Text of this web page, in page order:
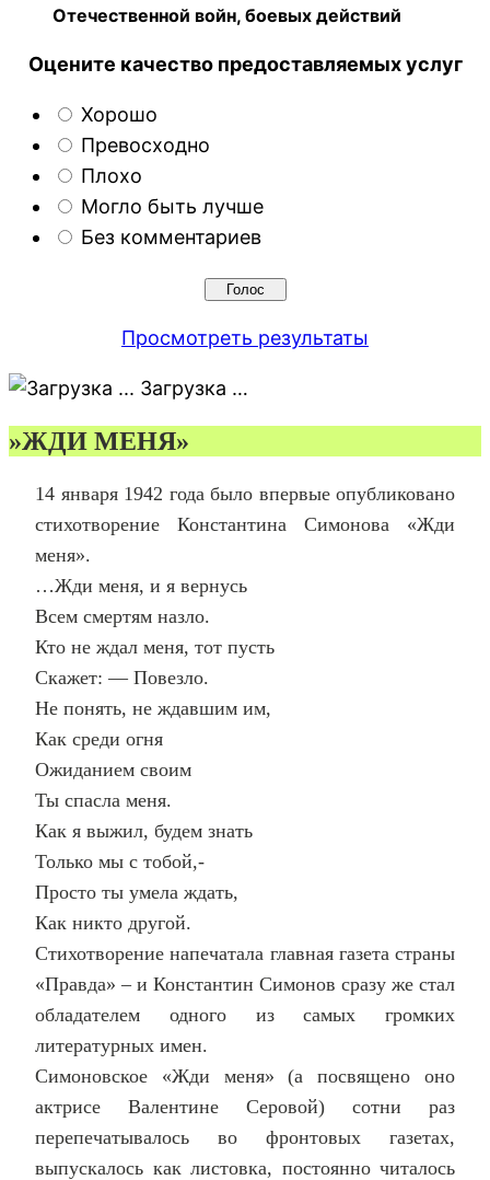
Отечественной войн, боевых действий
Оцените качество предоставляемых услуг
Хорошо
Превосходно
Плохо
Могло быть лучше
Без комментариев
Просмотреть результаты
Загрузка …
️»ЖДИ МЕНЯ»
14 января 1942 года было впервые опубликовано
стихотворение Константина Симонова «Жди
меня».
…Жди меня, и я вернусь
Всем смертям назло.
Кто не ждал меня, тот пусть
Скажет: — Повезло.
Не понять, не ждавшим им,
Как среди огня
Ожиданием своим
Ты спасла меня.
Как я выжил, будем знать
Только мы с тобой,-
Просто ты умела ждать,
Как никто другой.
Стихотворение напечатала главная газета страны
«Правда» – и Константин Симонов сразу же стал
обладателем одного из самых громких
литературных имен.
Симоновское «Жди меня» (а посвящено оно
актрисе Валентине Серовой) сотни раз
перепечатывалось во фронтовых газетах,
выпускалось как листовка, постоянно читалось